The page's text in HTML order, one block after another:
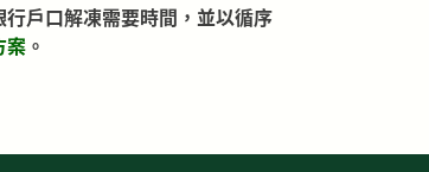
戶口解凍需要時間，並以循序
案 。